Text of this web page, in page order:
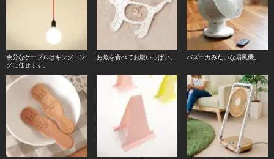
余分なケーブルはキングコン
グに任せます。
お魚を食べてお腹いっぱい。 バズーカみたいな扇風機。